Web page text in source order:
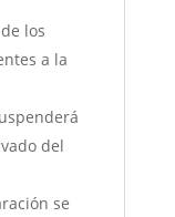
los
a la
del
se